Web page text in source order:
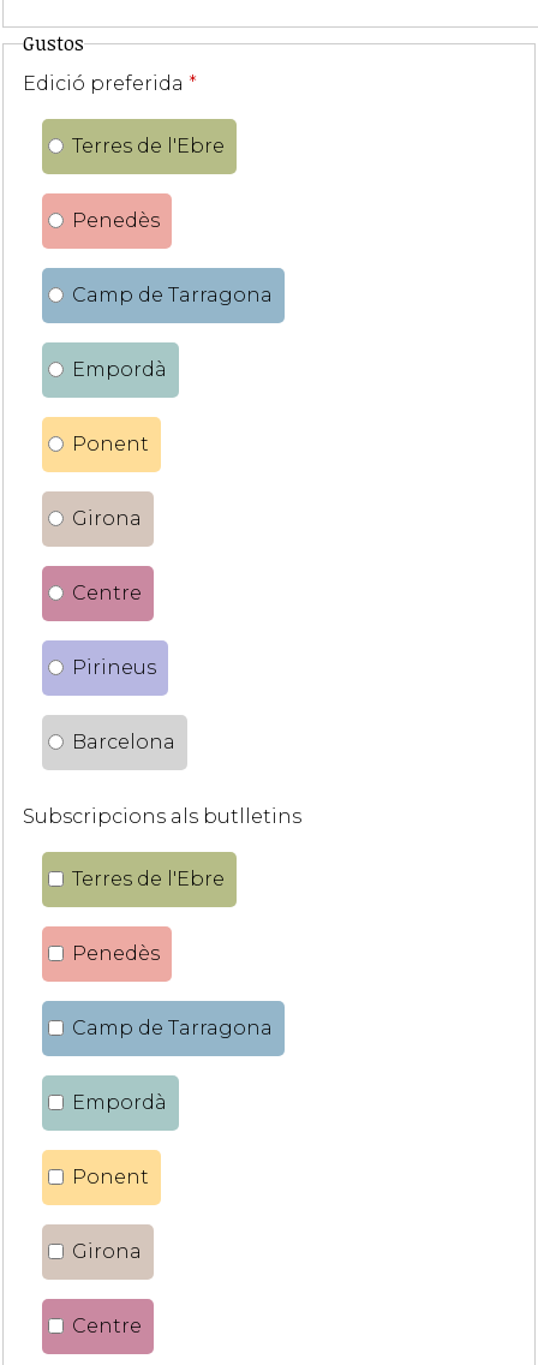
Gustos
Edició preferida *
Terres de l'Ebre
Penedès
Camp de Tarragona
Empordà
Ponent
Girona
Centre
Pirineus
Barcelona
Subscripcions als butlletins
Terres de l'Ebre
Penedès
Camp de Tarragona
Empordà
Ponent
Girona
Centre